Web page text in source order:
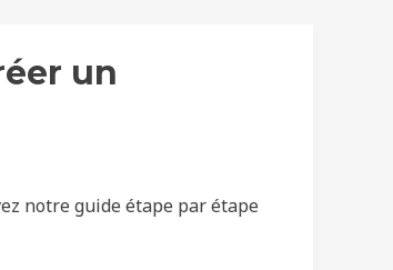
un
notre guide étape par étape